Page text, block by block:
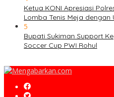
Ketua KONI Apresiasi
Lomba Tenis Meja dengan
5
Bupati Sukiman Support
Soccer Cup PWI Rohul